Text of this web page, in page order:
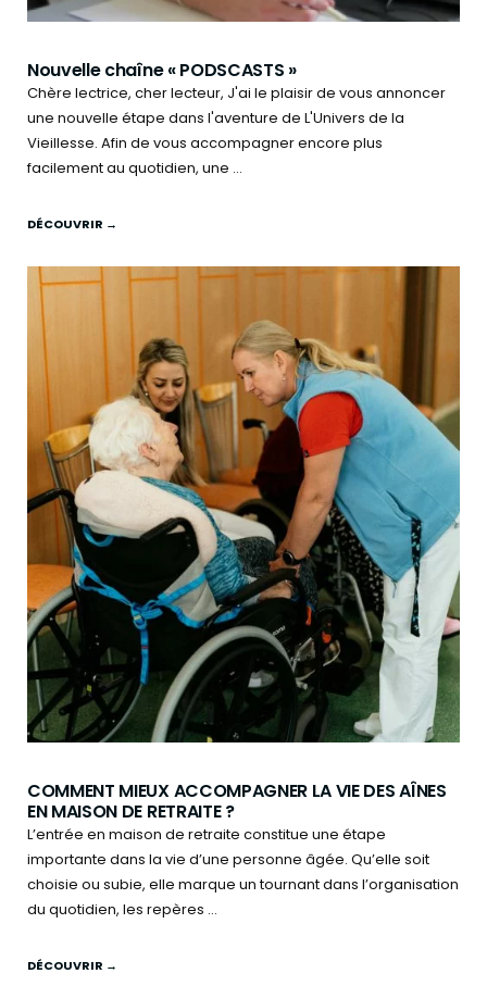
Nouvelle chaîne « PODSCASTS »
Chère lectrice, cher lecteur, J'ai le plaisir de vous annoncer
une nouvelle étape dans l'aventure de L'Univers de la
Vieillesse. Afin de vous accompagner encore plus
facilement au quotidien, une ...
DÉCOUVRIR →
COMMENT MIEUX ACCOMPAGNER LA VIE DES AÎNES
EN MAISON DE RETRAITE ?
L’entrée en maison de retraite constitue une étape
importante dans la vie d’une personne âgée. Qu’elle soit
choisie ou subie, elle marque un tournant dans l’organisation
du quotidien, les repères ...
DÉCOUVRIR →